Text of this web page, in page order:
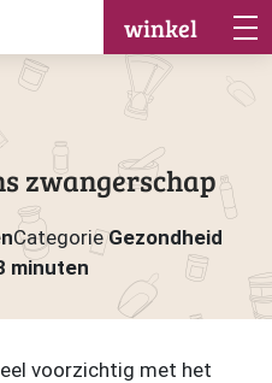
winkel
zwangerschap
CategorieGezondheid
minuten
voorzichtig met het